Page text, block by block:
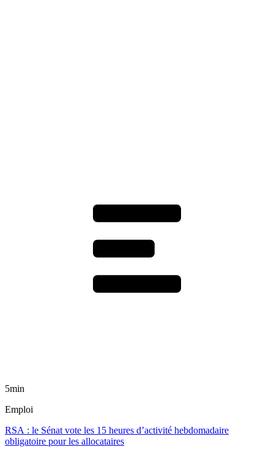
5min
Emploi
RSA : le Sénat vote les 15 heures d’activité hebdomadaire
obligatoire pour les allocataires